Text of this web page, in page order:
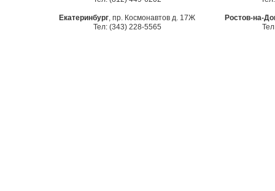
Екатеринбург, пр. Космонавтов д. 17Ж
Тел: (343) 228-5565
Ростов-на-